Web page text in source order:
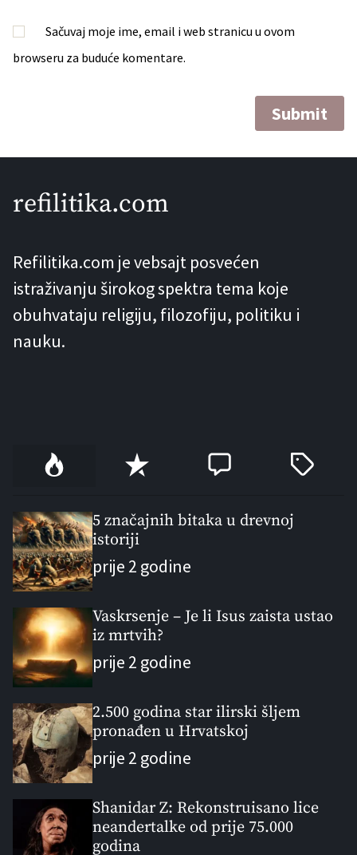
Sačuvaj moje ime, email i web stranicu u ovom
browseru za buduće komentare.
refilitika.com
Refilitika.com je vebsajt posvećen
istraživanju širokog spektra tema koje
obuhvataju religiju, filozofiju, politiku i
nauku.
P
o
u
l
a
r
R
e
e
n
t
C
o
m
T
a
g
5 značajnih bitaka u drevnoj
istoriji
prije 2 godine
Vaskrsenje – Je li Isus zaista ustao
iz mrtvih?
prije 2 godine
2.500 godina star ilirski šljem
pronađen u Hrvatskoj
prije 2 godine
Shanidar Z: Rekonstruisano lice
neandertalke od prije 75.000
godina